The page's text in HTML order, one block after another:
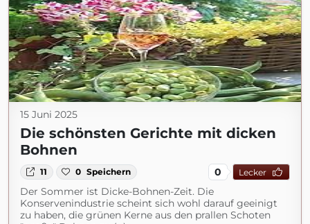
15 Juni 2025
Die schönsten Gerichte mit dicken
Bohnen
11 0 Speichern 0 Lecker
Der Sommer ist Dicke-Bohnen-Zeit. Die
Konservenindustrie scheint sich wohl darauf geeinigt
zu haben, die grünen Kerne aus den prallen Schoten